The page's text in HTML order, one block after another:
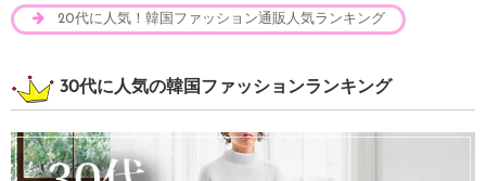
20代に人気！韓国ファッション通販人気ランキング
30代に人気の韓国ファッションランキング